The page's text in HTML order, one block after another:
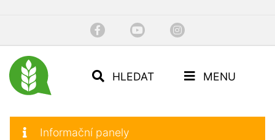
HLEDAT MENU
Informační panely